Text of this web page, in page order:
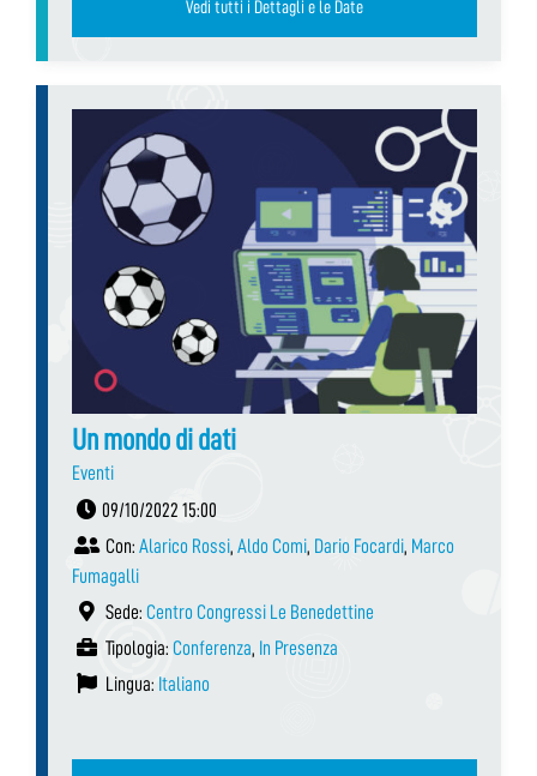
Vedi tutti i Dettagli e le Date
Un mondo di dati
Eventi
09/10/2022 15:00
Con: Alarico Rossi, Aldo Comi, Dario Focardi, Marco
Fumagalli
Sede: Centro Congressi Le Benedettine
Tipologia: Conferenza, In Presenza
Lingua: Italiano